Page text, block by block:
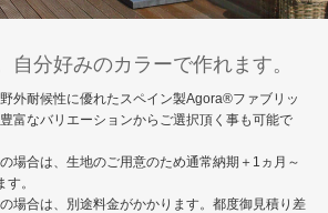
自分好みのカラーで作れます。
外耐候性に優れたスペイン製Agora®ファブリッ
富なバリエーションからご選択頂く事も可能で
場合は、生地のご用意のため通常納期＋1ヵ月～
。
場合は、別途料金がかかります。都度御見積り差